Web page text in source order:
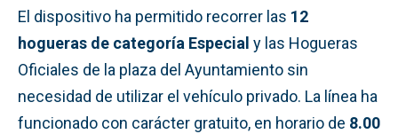
El dispositivo ha permitido recorrer las 12
hogueras de categoría Especial y las Hogueras
Oficiales de la plaza del Ayuntamiento sin
necesidad de utilizar el vehículo privado. La línea ha
funcionado con carácter gratuito, en horario de 8.00